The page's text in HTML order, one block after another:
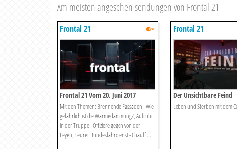
Am meisten angesehen sendungen von Frontal 21
Frontal 21
Frontal 21 Vom 20. Juni 2017
Mit den Themen: Brennende Fassaden - Wie
gefährlich ist die Wärmedämmung?, Aufruhr
in der Truppe - Offiziere gegen von der
Leyen, Teurer Bundesfahrdienst - Chauff ...
Frontal 21
Der Unsichtbare Feind
Leben und Sterben mit dem